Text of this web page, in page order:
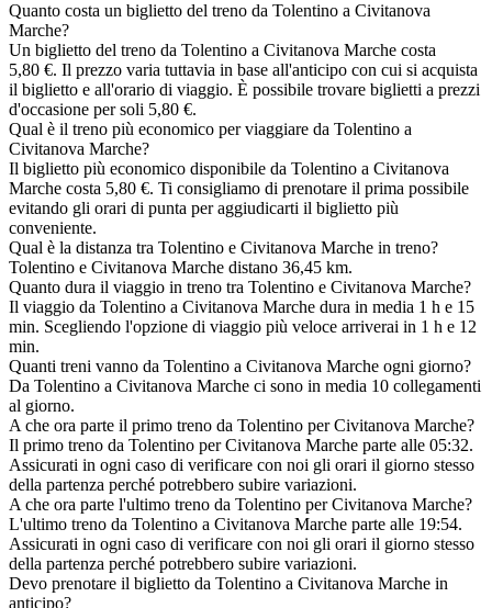
Quanto costa un biglietto del treno da Tolentino a Civitanova
Marche?
Un biglietto del treno da Tolentino a Civitanova Marche costa
5,80 €. Il prezzo varia tuttavia in base all'anticipo con cui si acquista
il biglietto e all'orario di viaggio. È possibile trovare biglietti a prezzi
d'occasione per soli 5,80 €.
Qual è il treno più economico per viaggiare da Tolentino a
Civitanova Marche?
Il biglietto più economico disponibile da Tolentino a Civitanova
Marche costa 5,80 €. Ti consigliamo di prenotare il prima possibile
evitando gli orari di punta per aggiudicarti il biglietto più
conveniente.
Qual è la distanza tra Tolentino e Civitanova Marche in treno?
Tolentino e Civitanova Marche distano 36,45 km.
Quanto dura il viaggio in treno tra Tolentino e Civitanova Marche?
Il viaggio da Tolentino a Civitanova Marche dura in media 1 h e 15
min. Scegliendo l'opzione di viaggio più veloce arriverai in 1 h e 12
min.
Quanti treni vanno da Tolentino a Civitanova Marche ogni giorno?
Da Tolentino a Civitanova Marche ci sono in media 10 collegamenti
al giorno.
A che ora parte il primo treno da Tolentino per Civitanova Marche?
Il primo treno da Tolentino per Civitanova Marche parte alle 05:32.
Assicurati in ogni caso di verificare con noi gli orari il giorno stesso
della partenza perché potrebbero subire variazioni.
A che ora parte l'ultimo treno da Tolentino per Civitanova Marche?
L'ultimo treno da Tolentino a Civitanova Marche parte alle 19:54.
Assicurati in ogni caso di verificare con noi gli orari il giorno stesso
della partenza perché potrebbero subire variazioni.
Devo prenotare il biglietto da Tolentino a Civitanova Marche in
anticipo?